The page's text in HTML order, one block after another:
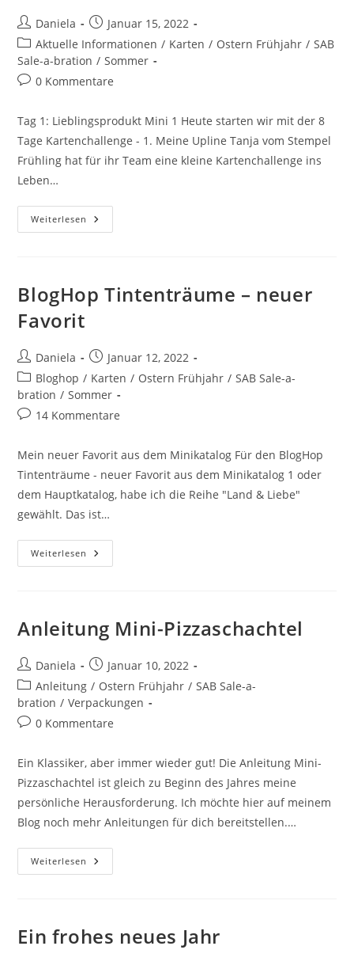
Daniela
Januar 15, 2022
Aktuelle Informationen / Karten / Ostern Frühjahr / SAB
Sale-a-bration / Sommer
0 Kommentare
Tag 1: Lieblingsprodukt Mini 1 Heute starten wir mit der 8
Tage Kartenchallenge - 1. Meine Upline Tanja vom Stempel
Frühling hat für ihr Team eine kleine Kartenchallenge ins
Leben…
Weiterlesen
BlogHop Tintenträume – neuer
Favorit
Daniela
Januar 12, 2022
Bloghop / Karten / Ostern Frühjahr / SAB Sale-a-
bration / Sommer
14 Kommentare
Mein neuer Favorit aus dem Minikatalog Für den BlogHop
Tintenträume - neuer Favorit aus dem Minikatalog 1 oder
dem Hauptkatalog, habe ich die Reihe "Land & Liebe"
gewählt. Das ist…
Weiterlesen
Anleitung Mini-Pizzaschachtel
Daniela
Januar 10, 2022
Anleitung / Ostern Frühjahr / SAB Sale-a-
bration / Verpackungen
0 Kommentare
Ein Klassiker, aber immer wieder gut! Die Anleitung Mini-
Pizzaschachtel ist gleich zu Beginn des Jahres meine
persönliche Herausforderung. Ich möchte hier auf meinem
Blog noch mehr Anleitungen für dich bereitstellen.…
Weiterlesen
Ein frohes neues Jahr